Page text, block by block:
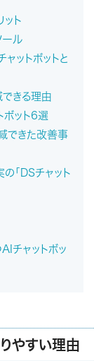
ト
ール
ットボットと
きる理由
ボット6選
できた改善事
「DSチャット
チャットボッ
やすい理由